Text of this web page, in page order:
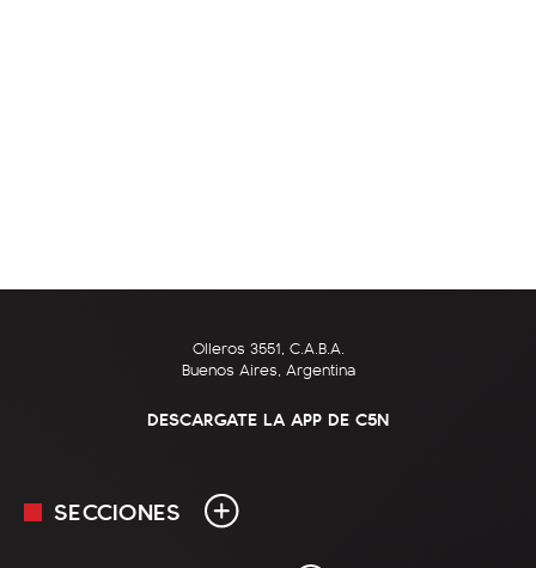
Olleros 3551, C.A.B.A.
Buenos Aires, Argentina
DESCARGATE LA APP DE C5N
SECCIONES